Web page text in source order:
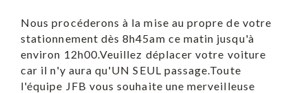
Nous procéderons à la mise au propre de votre
stationnement dès 8h45am ce matin jusqu'à
environ 12h00.Veuillez déplacer votre voiture
car il n'y aura qu'UN SEUL passage.Toute
l'équipe JFB vous souhaite une merveilleuse